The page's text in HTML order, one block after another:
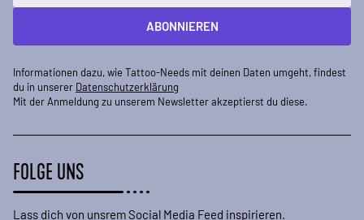
ABONNIEREN
Informationen dazu, wie Tattoo-Needs mit deinen Daten umgeht, findest
du in unserer Datenschutzerklärung
Mit der Anmeldung zu unserem Newsletter akzeptierst du diese.
FOLGE UNS
Lass dich von unsrem Social Media Feed inspirieren.